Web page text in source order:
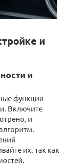
и
и
функции
Включите
и
их, так как